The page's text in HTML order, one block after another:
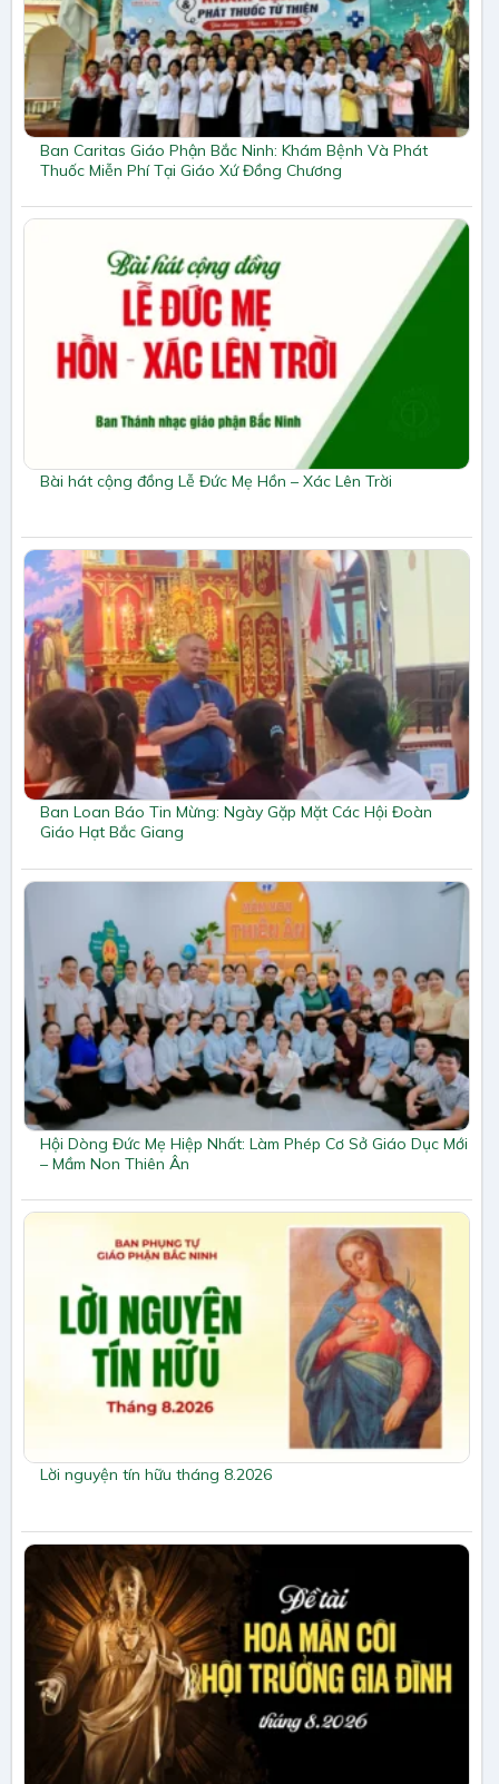
Ban Caritas Giáo Phận Bắc Ninh: Khám Bệnh Và Phát
Thuốc Miễn Phí Tại Giáo Xứ Đồng Chương
Bài hát cộng đồng Lễ Đức Mẹ Hồn – Xác Lên Trời
Ban Loan Báo Tin Mừng: Ngày Gặp Mặt Các Hội Đoàn
Giáo Hạt Bắc Giang
Hội Dòng Đức Mẹ Hiệp Nhất: Làm Phép Cơ Sở Giáo Dục Mới
– Mầm Non Thiên Ân
Lời nguyện tín hữu tháng 8.2026